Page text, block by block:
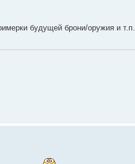
будущей брони/оружия и т.п.